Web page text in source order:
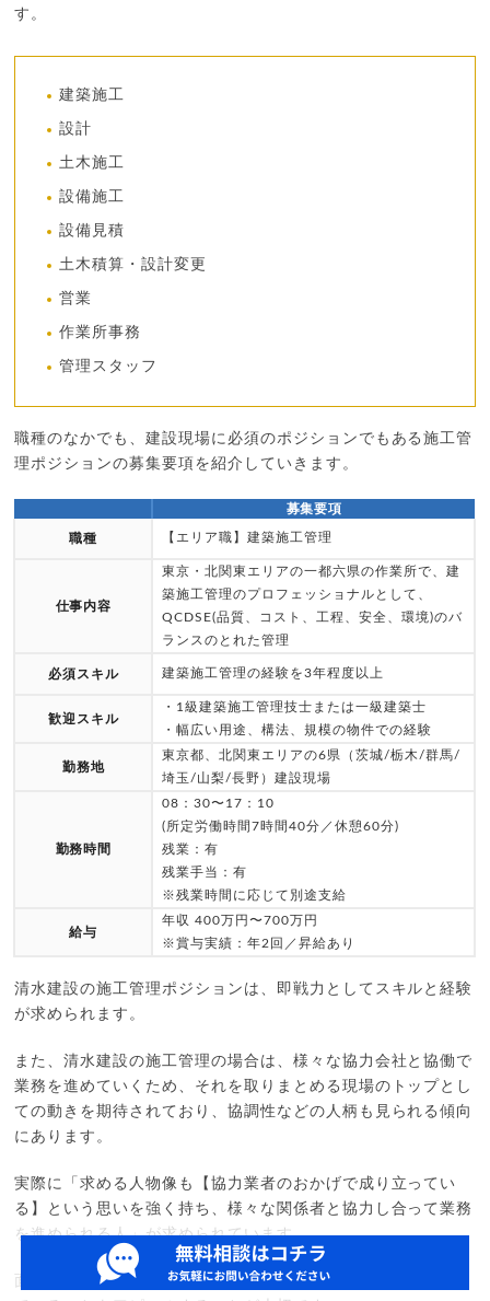
す。
建築施工
設計
土木施工
設備施工
設備見積
土木積算・設計変更
営業
作業所事務
管理スタッフ
職種のなかでも、建設現場に必須のポジションでもある施工管
理ポジションの募集要項を紹介していきます。
募集要項
職種 【エリア職】建築施工管理
仕事内容
東京・北関東エリアの一都六県の作業所で、建
築施工管理のプロフェッショナルとして、
QCDSE(品質、コスト、工程、安全、環境)のバ
ランスのとれた管理
必須スキル 建築施工管理の経験を3年程度以上
歓迎スキル
・1級建築施工管理技士または一級建築士
・幅広い用途、構法、規模の物件での経験
勤務地
東京都、北関東エリアの6県（茨城/栃木/群馬/
埼玉/山梨/長野）建設現場
勤務時間
08：30〜17：10
(所定労働時間7時間40分／休憩60分)
残業：有
残業手当：有
※残業時間に応じて別途支給
給与
年収 400万円〜700万円
※賞与実績：年2回／昇給あり
清水建設の施工管理ポジションは、即戦力としてスキルと経験
が求められます。
また、清水建設の施工管理の場合は、様々な協力会社と協働で
業務を進めていくため、それを取りまとめる現場のトップとし
ての動きを期待されており、協調性などの人柄も見られる傾向
にあります。
実際に「求める人物像も【協力業者のおかげで成り立ってい
る】という思いを強く持ち、様々な関係者と協力し合って業務
を進められる人」が求められています。
面接では自分のスキルや経験を通し、求める人物像にマッチし